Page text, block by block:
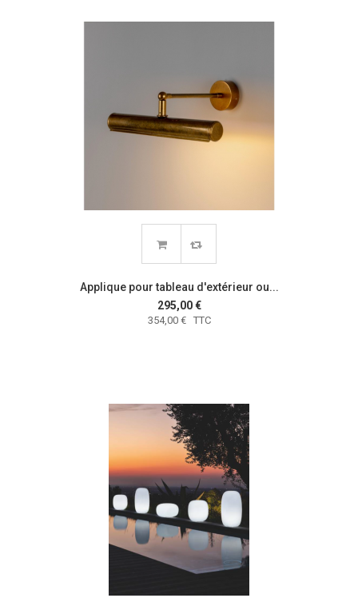
Applique pour tableau d'extérieur ou...
295,00 €
354,00 € TTC